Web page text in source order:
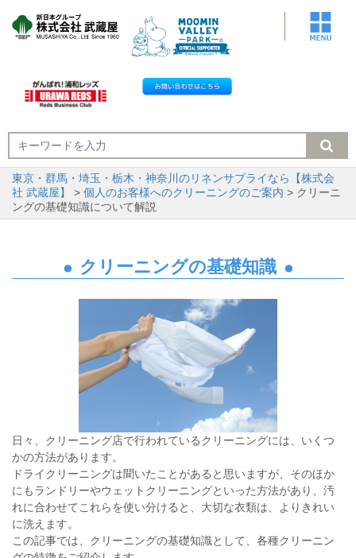
東京・群馬・埼玉・栃木・神奈川のリネンサプライなら【株式会
社 武蔵屋】 > 個人のお客様へのクリーニングのご案内 > クリーニ
ングの基礎知識について解説
クリーニングの基礎知識
日々、クリーニング店で行われているクリーニングには、いくつ
かの方法があります。
ドライクリーニングは聞いたことがあると思いますが、そのほか
にもランドリーやウェットクリーニングといった方法があり、汚
れに合わせてこれらを使い分けると、大切な衣類は、よりきれい
に洗えます。
この記事では、クリーニングの基礎知識として、各種クリーニン